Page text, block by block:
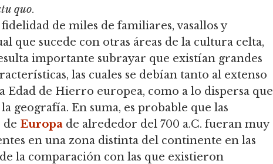
quo.
de miles de familiares, vasallos y
que sucede con otras áreas de la cultura celta,
importante subrayar que existían grandes
las cuales se debían tanto al extenso
de Hierro europea, como a lo dispersa que
geografía. En suma, es probable que las
de Europa de alrededor del 700 a.C. fueran muy
en una zona distinta del continente en las
la comparación con las que existieron